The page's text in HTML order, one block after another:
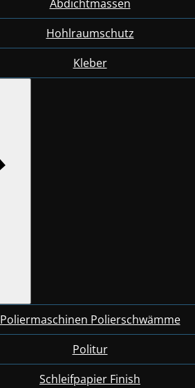
Abdichtmassen
Hohlraumschutz
Kleber
Poliermaschinen Polierschwämme
Politur
Schleifpapier Finish